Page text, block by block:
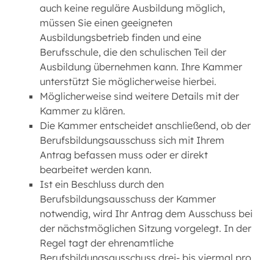
auch keine reguläre Ausbildung möglich,
müssen Sie einen geeigneten
Ausbildungsbetrieb finden und eine
Berufsschule, die den schulischen Teil der
Ausbildung übernehmen kann. Ihre Kammer
unterstützt Sie möglicherweise hierbei.
Möglicherweise sind weitere Details mit der
Kammer zu klären.
Die Kammer entscheidet anschließend, ob der
Berufsbildungsausschuss sich mit Ihrem
Antrag befassen muss oder er direkt
bearbeitet werden kann.
Ist ein Beschluss durch den
Berufsbildungsausschuss der Kammer
notwendig, wird Ihr Antrag dem Ausschuss bei
der nächstmöglichen Sitzung vorgelegt. In der
Regel tagt der ehrenamtliche
Berufsbildungsausschuss drei- bis viermal pro